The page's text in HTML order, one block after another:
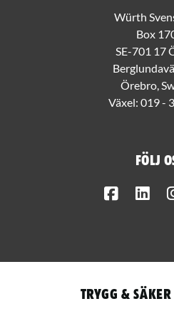
Würth
Box
SE-701 17
Örebro,
Växel: 019 -
Följ
Trygg &